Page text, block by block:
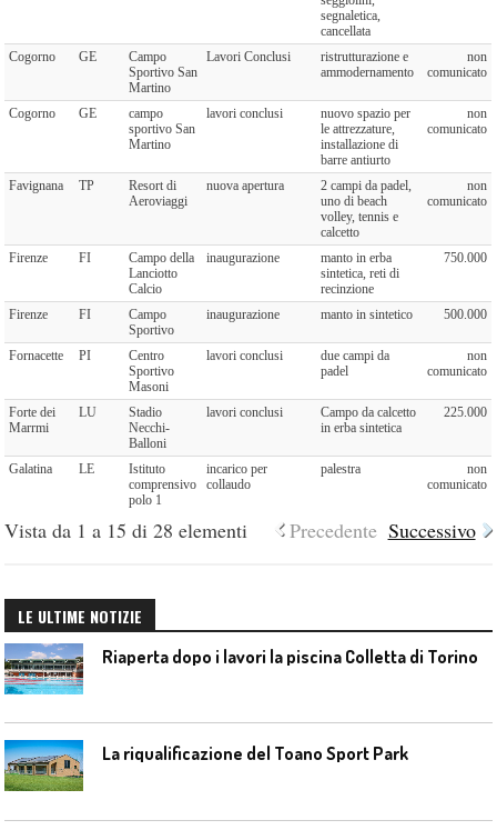
segnaletica,
cancellata
Cogorno
GE
Campo
Sportivo San
Martino
Lavori Conclusi
ristrutturazione e
ammodernamento
non
comunicato
Cogorno GE
campo
sportivo San
Martino
lavori conclusi
nuovo spazio per
le attrezzature,
installazione di
barre antiurto
non
comunicato
Favignana TP
Resort di
Aeroviaggi
nuova apertura
2 campi da padel,
uno di beach
volley, tennis e
calcetto
non
comunicato
Firenze FI
Campo della
Lanciotto
Calcio
inaugurazione
manto in erba
sintetica, reti di
recinzione
750.000
Firenze FI
Campo
Sportivo
inaugurazione manto in sintetico 500.000
Fornacette PI
Centro
Sportivo
Masoni
lavori conclusi
due campi da
padel
non
comunicato
Forte dei
Marrmi
LU
Stadio
Necchi-
Balloni
lavori conclusi
Campo da calcetto
in erba sintetica
225.000
Galatina LE
Istituto
comprensivo
polo 1
incarico per
collaudo
palestra
non
comunicato
Vista da 1 a 15 di 28 elementi Precedente Successivo
LE ULTIME NOTIZIE
Riaperta dopo i lavori la piscina Colletta di Torino
La riqualificazione del Toano Sport Park